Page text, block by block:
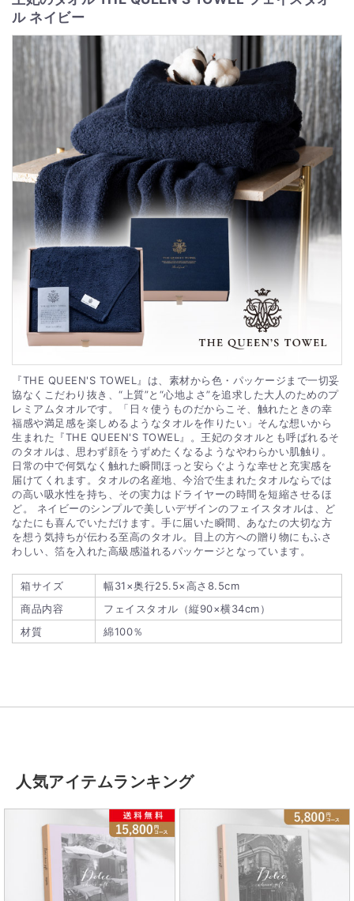
ル ネイビー
『THE QUEEN'S TOWEL』は、素材から色・パッケージまで一切妥
協なくこだわり抜き、“上質”と“心地よさ”を追求した大人のためのプ
レミアムタオルです。「日々使うものだからこそ、触れたときの幸
福感や満足感を楽しめるようなタオルを作りたい」そんな想いから
生まれた『THE QUEEN'S TOWEL』。王妃のタオルとも呼ばれるそ
のタオルは、思わず顔をうずめたくなるようなやわらかい肌触り。
日常の中で何気なく触れた瞬間ほっと安らぐような幸せと充実感を
届けてくれます。タオルの名産地、今治で生まれたタオルならでは
の高い吸水性を持ち、その実力はドライヤーの時間を短縮させるほ
ど。 ネイビーのシンプルで美しいデザインのフェイスタオルは、ど
なたにも喜んでいただけます。手に届いた瞬間、あなたの大切な方
を想う気持ちが伝わる至高のタオル。目上の方への贈り物にもふさ
わしい、箔を入れた高級感溢れるパッケージとなっています。
箱サイズ
幅31×奥行25.5×高さ8.5cm
商品内容
フェイスタオル（縦90×横34cm）
材質
綿100％
人気アイテムランキング